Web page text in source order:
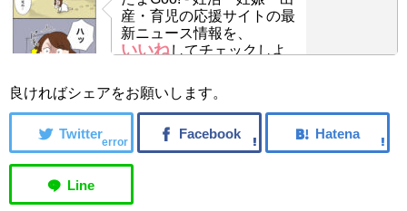
産・育児の応援サイトの最
新ニュース情報を、
いいねしてチェックしよ
良ければシェアをお願いします。
error